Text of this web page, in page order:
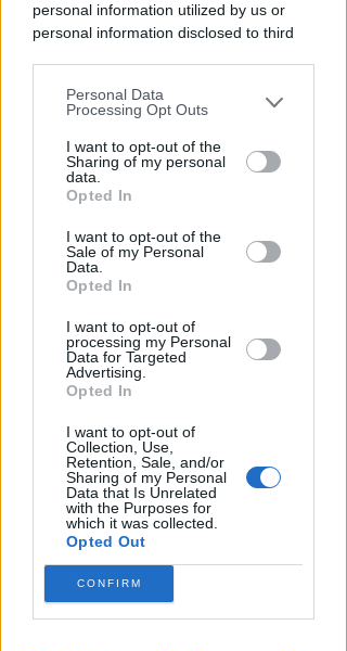
personal information utilized by us or
personal information disclosed to third
You may separately opt-out of the further
disclosure of your personal information
by third parties on the IAB’s list of
downstream participants.
by us to third parties on the IAB’s List of
Downstream Participants that may
further disclose it to other third parties.
Personal Data
Processing Opt Outs
I want to opt-out of the
Sharing of my personal
data.
Opted In
I want to opt-out of the
Sale of my Personal
Data.
Opted In
I want to opt-out of
processing my Personal
Data for Targeted
Advertising.
Opted In
I want to opt-out of
Collection, Use,
Retention, Sale, and/or
Sharing of my Personal
Data that Is Unrelated
with the Purposes for
which it was collected.
Opted Out
CONFIRM
RICHIAMO AL COMUNE DI RIMINI
Consulenze per indennizzi a
concessionari. Mare Libero:
sarebbe danno erariale
Redazione
A MISANO ADTIATICO
consolidamento. In futuro una
ciclopedonale
Redazione